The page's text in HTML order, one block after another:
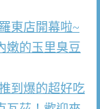
東店開幕啦~
嫩的玉里臭豆
到爆的超好吃